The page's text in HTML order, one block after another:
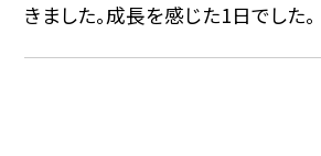
きました。成長を感じた1日でした。